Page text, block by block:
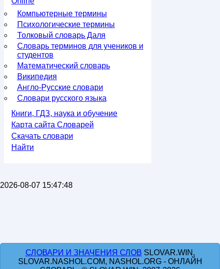
Компьютерные термины
Психологические термины
Толковый словарь Даля
Словарь терминов для учеников и
студентов
Математический словарь
Википедия
Англо-Русские словари
Словари русского языка
Книги, ГДЗ, наука и обучение
Карта сайта Словарей
Скачать словари
Найти
2026-08-07 15:47:48
СЛОВАРИ И ЗНАЧЕНИЯ СЛОВ SLOVAR.WIN,
SLOVAR.NASHOL.COM, NASHOL.ORG - ОНЛАЙН